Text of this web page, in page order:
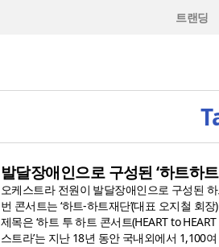
트랜딩
발달장애인으로 구성된 ‘하트하
오케스트라 전원이 발달장애인으로 구성된
번 콘서트는 ‘하트-하트재단’(대표 오지철 회
제목은 ‘하트 투 하트 콘서트(HEART to
스트라’는 지난 18년 동안 국내외에서 1,100